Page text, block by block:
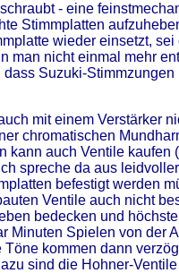
- eine
Stimmplatten
wieder einsetzt,
man nicht einmal mehr
Suzuki-
mit einem Verstärker
chromatischen
kann auch Ventile kaufen
spreche da aus
befestigt werden
Ventile auch nicht
bedecken und
Minuten Spielen von der
kommen dann
sind die Hohner-